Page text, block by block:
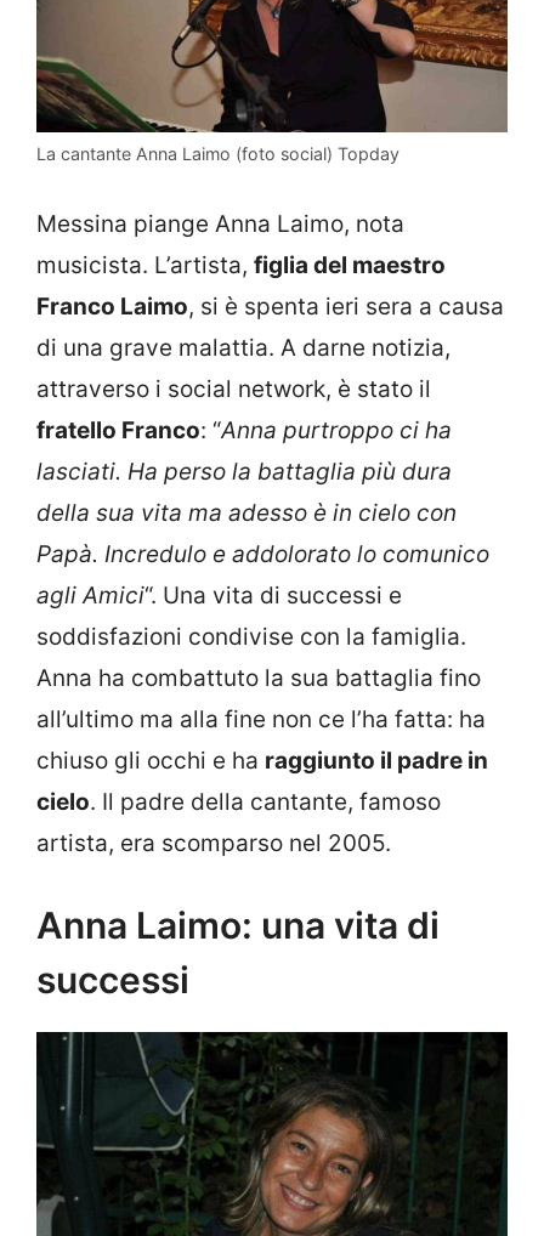
La cantante Anna Laimo (foto social) Topday
Messina piange Anna Laimo, nota
musicista. L’artista, figlia del maestro
Franco Laimo, si è spenta ieri sera a causa
di una grave malattia. A darne notizia,
attraverso i social network, è stato il
fratello Franco: “Anna purtroppo ci ha
lasciati. Ha perso la battaglia più dura
della sua vita ma adesso è in cielo con
Papà. Incredulo e addolorato lo comunico
agli Amici“. Una vita di successi e
soddisfazioni condivise con la famiglia.
Anna ha combattuto la sua battaglia fino
all’ultimo ma alla fine non ce l’ha fatta: ha
chiuso gli occhi e ha raggiunto il padre in
cielo. Il padre della cantante, famoso
artista, era scomparso nel 2005.
Anna Laimo: una vita di
successi